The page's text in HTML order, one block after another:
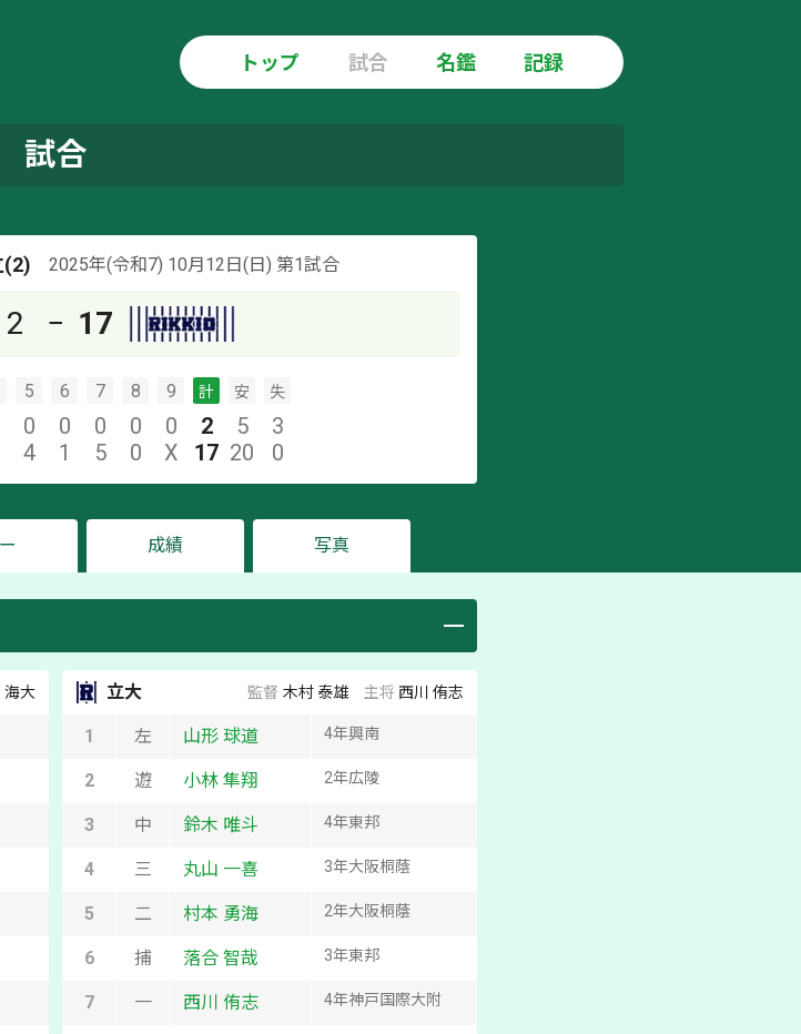
トップ 試合 名鑑 記録
試合
(2) 2025年(令和7) 10月12日(日) 第1試合
2 − 17
5 6 7 8 9 計 安 失
0 0 0 0 0 2 5 3
4 1 5 0 X 17 20 0
成績 写真
海大 立大 監督 木村 泰雄 主将 西川 侑志
1 左 山形 球道 4年興南
2 遊 小林 隼翔 2年広陵
3 中 鈴木 唯斗 4年東邦
4 三 丸山 一喜 3年大阪桐蔭
5 二 村本 勇海 2年大阪桐蔭
6 捕 落合 智哉 3年東邦
7 一 西川 侑志 4年神戸国際大附